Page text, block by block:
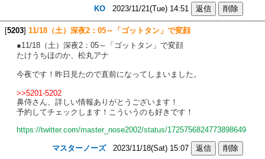
KO 2023/11/21(Tue) 14:51
[5203] 11/18（土）深夜2：05～「ゴットタン」で変顔
●11/18（土）深夜2：05～「ゴットタン」で変顔
たけうちほのか、松丸アナ
今夜です！昨日見たので直前になってしまいました。
>>5201-5202
鼻侍さん、詳しい情報ありがとうございます！
予約してチェックします！こういうのも好きです！
https://twitter.com/master_nose2002/status/1725756824773898649
マスターノーズ2023/11/18(Sat) 15:07